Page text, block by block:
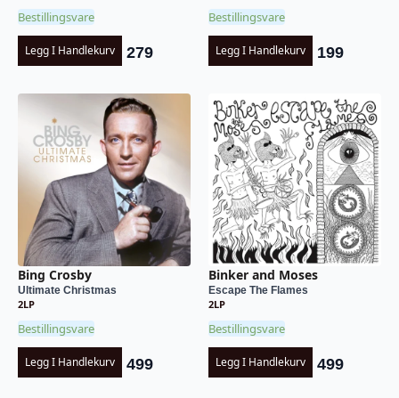
Bestillingsvare
Legg I Handlekurv 279
Bestillingsvare
Legg I Handlekurv 199
Bing Crosby
Ultimate Christmas
2LP
Bestillingsvare
Legg I Handlekurv 499
Binker and Moses
Escape The Flames
2LP
Bestillingsvare
Legg I Handlekurv 499